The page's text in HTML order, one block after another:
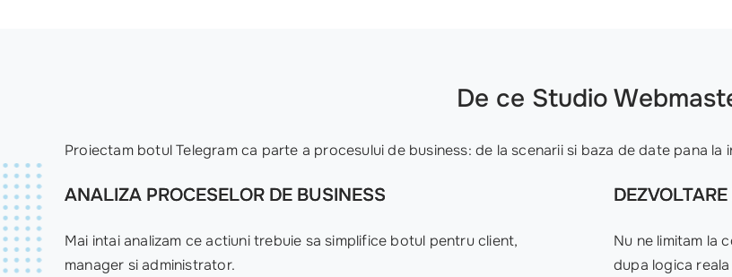
De ce Studio
Proiectam botul Telegram ca parte a procesului de business: de la scenarii si baza de date pana
ANALIZA PROCESELOR DE BUSINESS
Mai intai analizam ce actiuni trebuie sa simplifice botul pentru client,
manager si administrator.
Nu ne limitam la
dupa logica